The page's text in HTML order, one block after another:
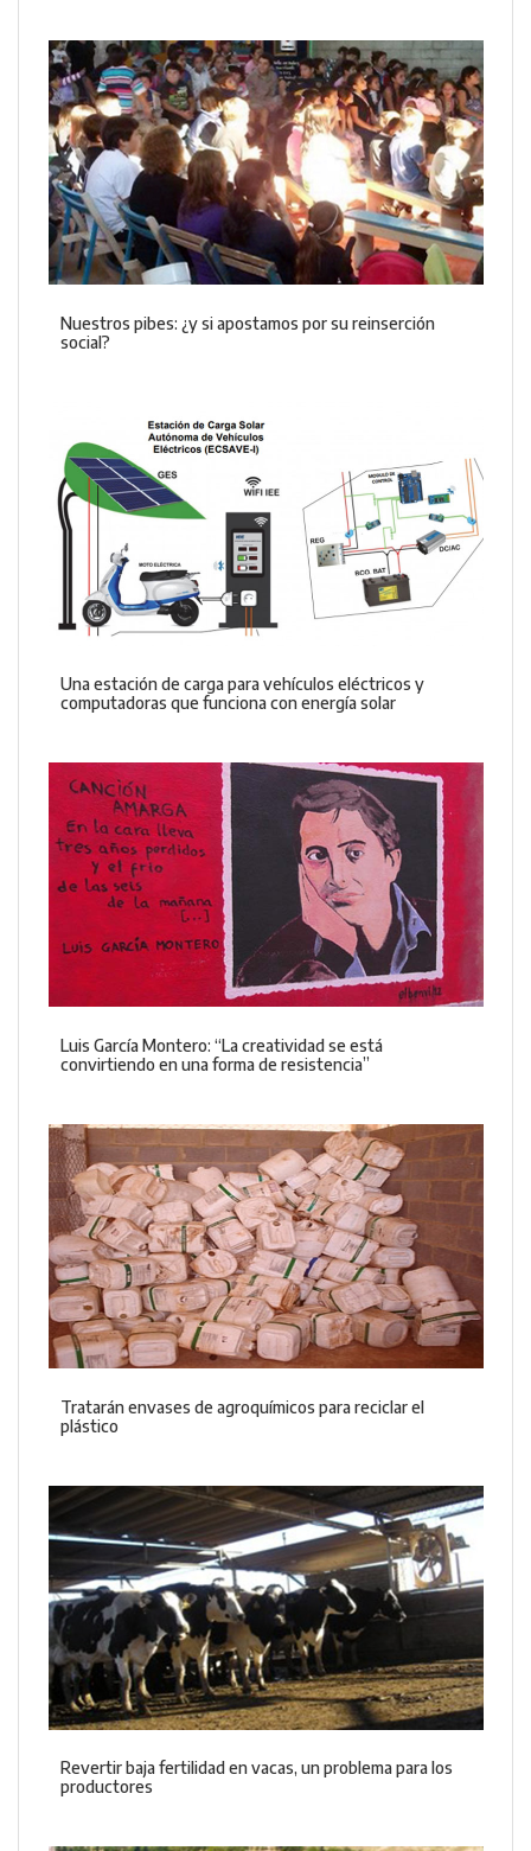
Nuestros pibes: ¿y si apostamos por su reinserción
social?
Una estación de carga para vehículos eléctricos y
computadoras que funciona con energía solar
Luis García Montero: “La creatividad se está
convirtiendo en una forma de resistencia”
Tratarán envases de agroquímicos para reciclar el
plástico
Revertir baja fertilidad en vacas, un problema para los
productores